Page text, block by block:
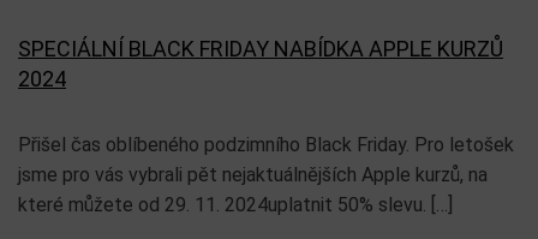
SPECIÁLNÍ BLACK FRIDAY NABÍDKA APPLE KURZŮ
2024
Přišel čas oblíbeného podzimního Black Friday. Pro letošek
jsme pro vás vybrali pět nejaktuálnějších Apple kurzů, na
které můžete od 29. 11. 2024uplatnit 50% slevu. […]